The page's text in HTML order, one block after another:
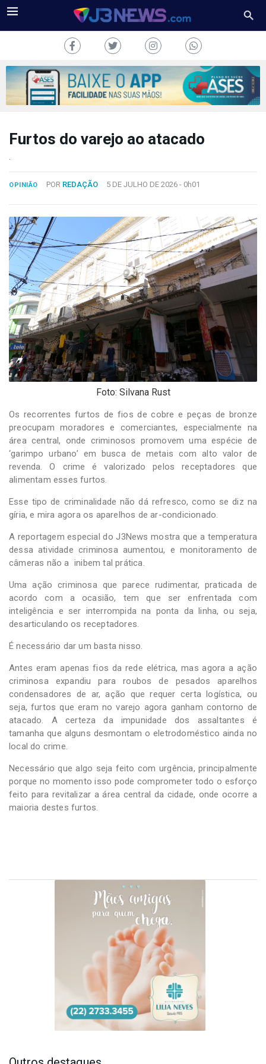
J3NEWS
FALE
CONOSCO
Copyright
2024
Desenvolvido
por
Hesea
Tecnologia
Sistemas
Furtos do varejo ao atacado
OPINIÃO POR REDAÇÃO 5 DE JULHO DE 2026 - 0h01
Foto: Silvana Rust
Os recorrentes furtos de fios de cobre e peças de bronze
preocupam moradores e comerciantes, especialmente na
área central, onde criminosos promovem uma espécie de
‘garimpo urbano’ em busca de metais com alto valor de
revenda. O crime é valorizado pelos receptadores que
alimentam esses furtos.
Esse tipo de criminalidade não dá refresco, como se diz na
gíria, e mira agora os aparelhos de ar-condicionado.
A reportagem especial do J3News mostra que a temperatura
dessa atividade criminosa aumentou, e monitoramento de
câmeras não a inibem tal prática.
Uma ação criminosa que parece rudimentar, praticada de
acordo com a ocasião, tem que ser enfrentada com
inteligência e ser interrompida na ponta da linha, ou seja,
desarticulando os receptadores.
É necessário dar um basta nisso.
Antes eram apenas fios da rede elétrica, mas agora a ação
criminosa expandiu para roubos de pesados aparelhos
condensadores de ar, ação que requer certa logística, ou
seja, furtos que eram no varejo agora ganham contorno de
atacado. A certeza da impunidade dos assaltantes é
tamanha que alguns desmontam o eletrodoméstico ainda no
local do crime.
Necessário que algo seja feito com urgência, principalmente
porque no momento isso pode comprometer todo o esforço
feito para revitalizar a área central da cidade, onde ocorre a
maioria destes furtos.